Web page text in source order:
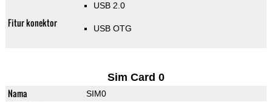
Fitur konektor
USB 2.0
USB OTG
Sim Card 0
Nama SIM0